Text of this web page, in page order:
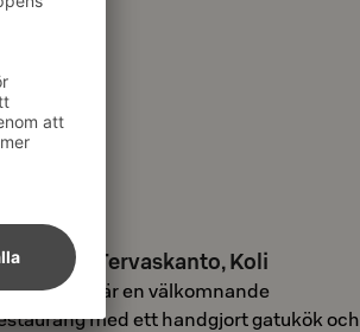
Tervaskanto, Koli
är en välkomnande
med ett handgjort gatukök och